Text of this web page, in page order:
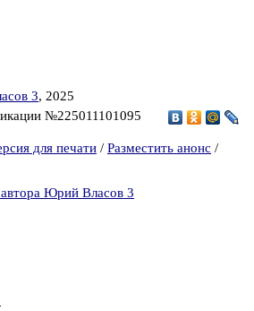
3, 2025
№225011101095
для печати / Разместить анонс /
Юрий Власов 3